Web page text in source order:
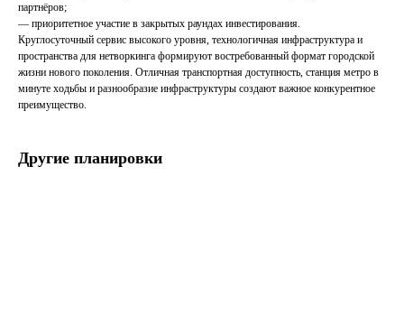
партнёров;
— приоритетное участие в закрытых раундах инвестирования.
Круглосуточный сервис высокого уровня, технологичная инфраструктура и
пространства для нетворкинга формируют востребованный формат городской
жизни нового поколения. Отличная транспортная доступность, станция метро в
минуте ходьбы и разнообразие инфраструктуры создают важное конкурентное
преимущество.
Другие планировки